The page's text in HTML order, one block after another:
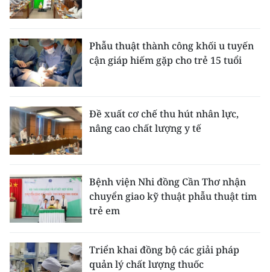
Phẫu thuật thành công khối u tuyến
cận giáp hiếm gặp cho trẻ 15 tuổi
Đề xuất cơ chế thu hút nhân lực,
nâng cao chất lượng y tế
Bệnh viện Nhi đồng Cần Thơ nhận
chuyển giao kỹ thuật phẫu thuật tim
trẻ em
Triển khai đồng bộ các giải pháp
quản lý chất lượng thuốc